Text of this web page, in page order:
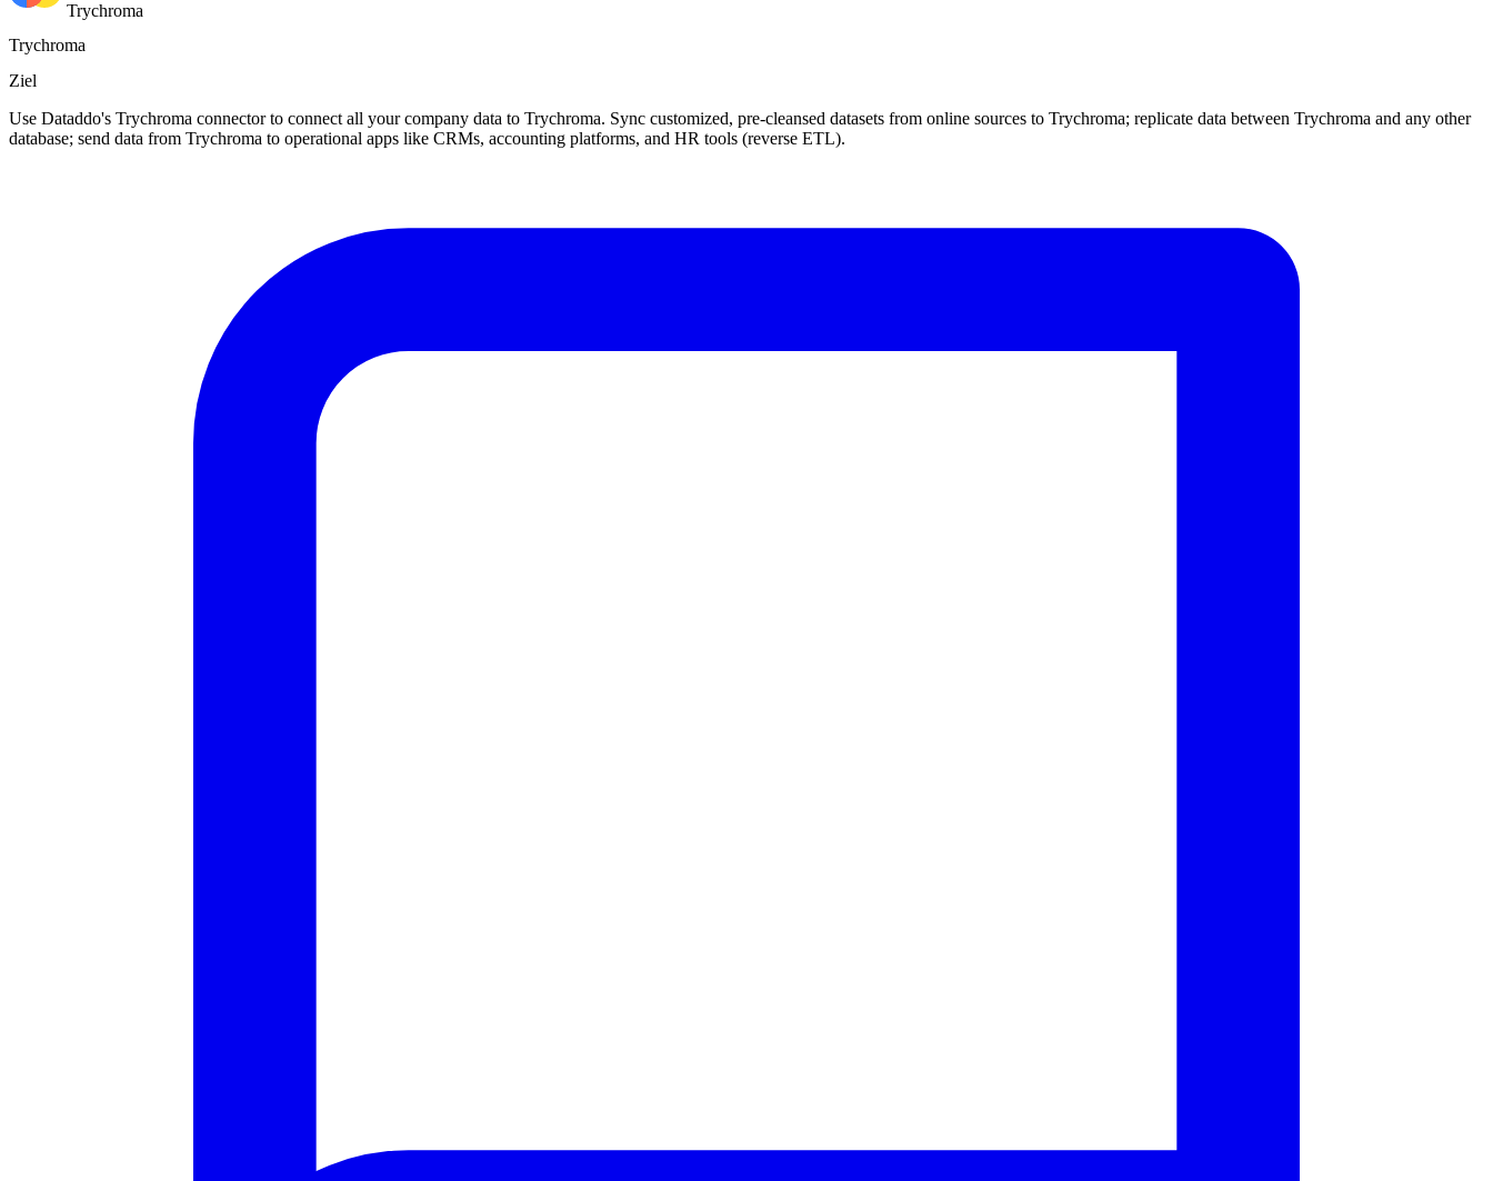
Trychroma
Trychroma
Ziel
Use Dataddo's Trychroma connector to connect all your company data to Trychroma. Sync customized, pre-cleansed datasets from online sources to Trychroma; replicate data between Trychroma and any other
database; send data from Trychroma to operational apps like CRMs, accounting platforms, and HR tools (reverse ETL).